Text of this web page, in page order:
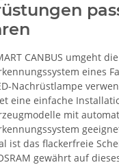
CANBUS umgeht die
eines
Nachrüstlampe
eine einfache
mit
ist das flackerfreie
gewährt auf